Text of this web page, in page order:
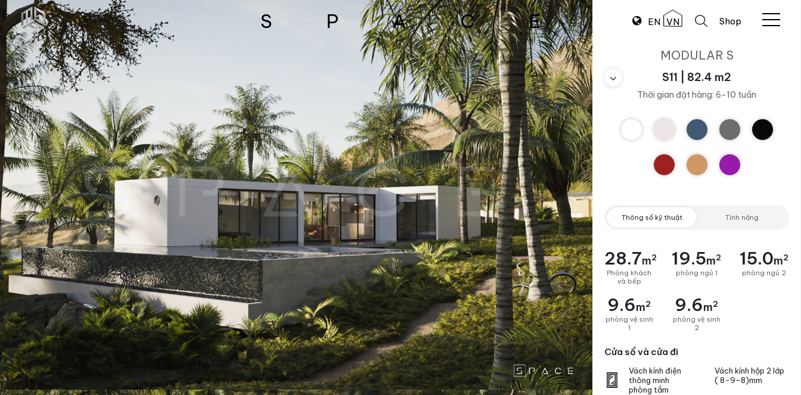
S P A C E EN VN Shop
MODULAR S
S11 | 82.4 m2
Thời gian đặt hàng: 6-10 tuần
Thông số kỹ thuật Tính năng
28.7m2
Phòng khách
và bếp
19.5m2
phòng ngủ 1
15.0m2
phòng ngủ 2
9.6m2
phòng vệ sinh
1
9.6m2
phòng vệ sinh
2
Cửa sổ và cửa đi
Vách kính điện
thông minh
phòng tắm
Vách kính hộp 2 lớp
( 8-9-8)mm